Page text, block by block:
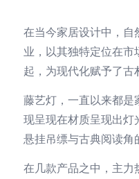
在当今家居设计中，自
业，以其独特定位在
起，为现代化赋予了古
藤艺灯，一直以来都是
现呈现在材质呈现出灯
悬挂吊缥与古典阅读角
在几款产品之中，主